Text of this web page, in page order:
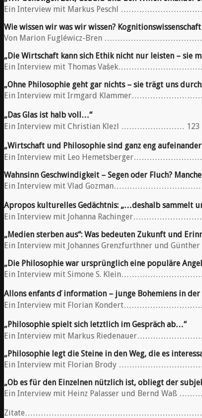
Ein Interview mit Markus Peschl
Wie wissen wir was wir wissen?
Von Marion Fugléwicz-Bren
„Die Wirtschaft kann sich Ethik nicht nur leisten – sie
Ein Interview mit Thomas
„Ohne Philosophie geht gar nichts – sie trägt uns
Ein Interview mit Irmgard
„Das Glas ist halb voll…“
Ein Interview mit Christian Klezl …………………… 123
„Wirtschaft und Philosophie sind ganz eng
Ein Interview mit Leo
Wahnsinn Geschwindigkeit – Segen oder Fluch?
Ein Interview mit Vlad
Apropos kulturelles Gedächtnis: „…deshalb sammelt
Ein Interview mit Johanna
„Medien sterben aus“: Was bedeuten Zukunft und
Ein Interview mit Johannes Grenzfurthner und
„Die Philosophie war ursprünglich eine populäre
Ein Interview mit Simone S.
Allons enfants d ́information – junge Bohemiens in
Ein Interview mit Florian
„Philosophie spielt sich letztlich im Gespräch ab…“
Ein Interview mit Markus
„Philosophie legt die Steine in den Weg, die es
Ein Interview mit Florian Brody
„Ob es für den Einzelnen nützlich ist, obliegt der
Ein Interview mit Heinz Palasser und Bernd